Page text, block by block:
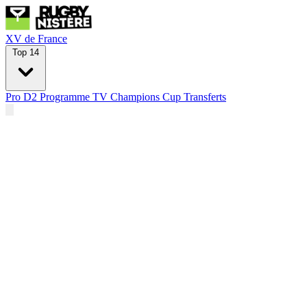
XV de France
Top 14
Pro D2 Programme TV Champions Cup Transferts